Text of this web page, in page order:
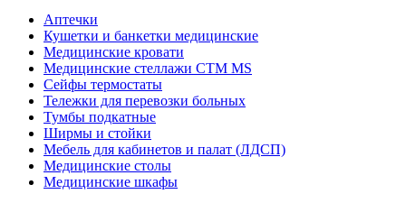
Аптечки
Кушетки и банкетки медицинские
Медицинские кровати
Медицинские стеллажи CTM MS
Сейфы термостаты
Тележки для перевозки больных
Тумбы подкатные
Ширмы и стойки
Мебель для кабинетов и палат (ЛДСП)
Медицинские столы
Медицинские шкафы